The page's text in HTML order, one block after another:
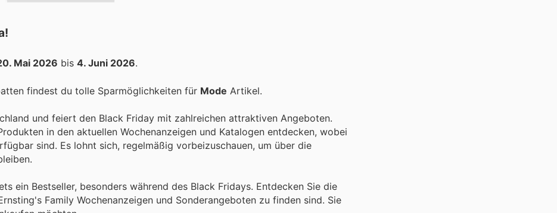
Mai 2026 bis 4. Juni 2026.
findest du tolle Sparmöglichkeiten für Mode Artikel.
und feiert den Black Friday mit zahlreichen attraktiven Angeboten.
in den aktuellen Wochenanzeigen und Katalogen entdecken, wobei
sind. Es lohnt sich, regelmäßig vorbeizuschauen, um über die
ein Bestseller, besonders während des Black Fridays. Entdecken Sie die
Family Wochenanzeigen und Sonderangeboten zu finden sind. Sie